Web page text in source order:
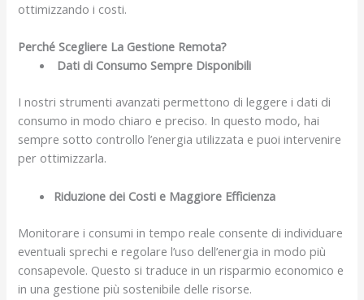
ottimizzando i costi.
Perché Scegliere La Gestione Remota?
Dati di Consumo Sempre Disponibili
I nostri strumenti avanzati permettono di leggere i dati di
consumo in modo chiaro e preciso. In questo modo, hai
sempre sotto controllo l’energia utilizzata e puoi intervenire
per ottimizzarla.
Riduzione dei Costi e Maggiore Efficienza
Monitorare i consumi in tempo reale consente di individuare
eventuali sprechi e regolare l’uso dell’energia in modo più
consapevole. Questo si traduce in un risparmio economico e
in una gestione più sostenibile delle risorse.